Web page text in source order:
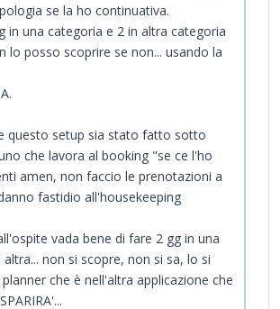
se la ho continuativa.
in una categoria e 2 in altra categoria
lo posso scoprire se non... usando la
questo setup sia stato fatto sotto
che lavora al booking "se ce l'ho
amen, non faccio le prenotazioni a
fastidio all'housekeeping
vada bene di fare 2 gg in una
non si scopre, non si sa, lo si
che è nell'altra applicazione che